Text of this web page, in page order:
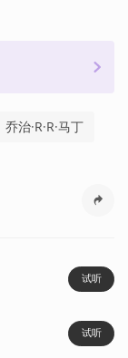
乔治·R·R·马丁
试听
试听